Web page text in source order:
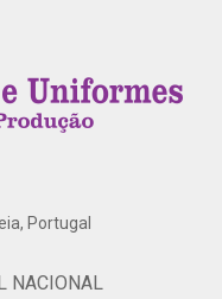
Portugal
NACIONAL